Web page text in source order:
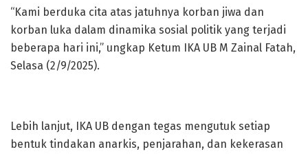
“Kami berduka cita atas jatuhnya korban jiwa dan
korban luka dalam dinamika sosial politik yang terjadi
beberapa hari ini,” ungkap Ketum IKA UB M Zainal Fatah,
Selasa (2/9/2025).
Lebih lanjut, IKA UB dengan tegas mengutuk setiap
bentuk tindakan anarkis, penjarahan, dan kekerasan